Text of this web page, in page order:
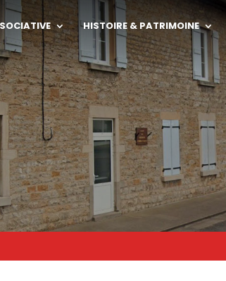
HISTOIRE & PATRIMOINE